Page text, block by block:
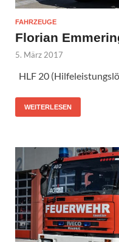
FAHRZEUGE
Florian
5. März 2017
HLF 20
WEITERLESEN